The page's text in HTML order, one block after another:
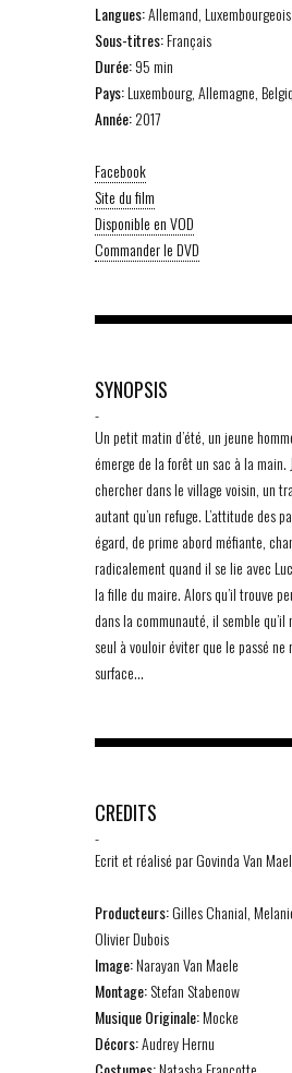
Langues:Allemand, Luxembourgeois
Sous-titres:Français
Durée:95 min
Pays:Luxembourg, Allemagne,
Année:2017
Facebook
Site du film
Disponible en VOD
Commander le DVD
SYNOPSIS
-
Un petit matin d’été, un jeune
émerge de la forêt un sac à la main.
chercher dans le village voisin, un
autant qu’un refuge. L’attitude des
égard, de prime abord méfiante,
radicalement quand il se lie avec
la fille du maire. Alors qu’il trouve
dans la communauté, il semble qu’il
seul à vouloir éviter que le passé ne
surface…
CREDITS
-
Ecrit et réalisé par Govinda Van
Producteurs:Gilles Chanial,
Olivier Dubois
Image:Narayan Van Maele
Montage:Stefan Stabenow
Musique Originale:Mocke
Décors:Audrey Hernu